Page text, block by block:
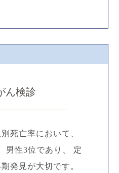
ん検診
死亡率において、
男性3位であり、 定
発見が大切です。